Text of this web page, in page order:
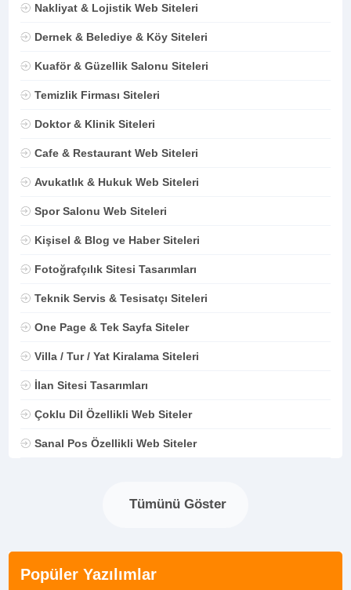
Nakliyat & Lojistik Web Siteleri
Dernek & Belediye & Köy Siteleri
Kuaför & Güzellik Salonu Siteleri
Temizlik Firması Siteleri
Doktor & Klinik Siteleri
Cafe & Restaurant Web Siteleri
Avukatlık & Hukuk Web Siteleri
Spor Salonu Web Siteleri
Kişisel & Blog ve Haber Siteleri
Fotoğrafçılık Sitesi Tasarımları
Teknik Servis & Tesisatçı Siteleri
One Page & Tek Sayfa Siteler
Villa / Tur / Yat Kiralama Siteleri
İlan Sitesi Tasarımları
Çoklu Dil Özellikli Web Siteler
Sanal Pos Özellikli Web Siteler
Tümünü Göster
Popüler Yazılımlar